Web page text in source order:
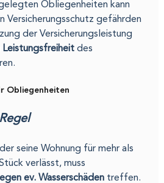
Obliegenheiten kann
Versicherungsschutz gefährden
der Versicherungsleistung
Leistungsfreiheit des
Obliegenheiten
seine Wohnung für mehr als
verlässt, muss
ev. Wasserschäden treffen.